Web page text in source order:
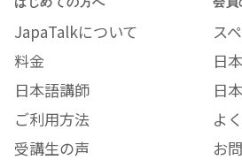
JapaTalkについて
料金
日本語講師
ご利用方法
受講生の声
ス
日
日
よ
お